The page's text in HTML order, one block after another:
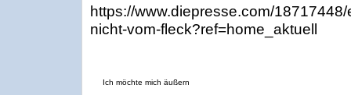
https://www.diepresse.com/
nicht-vom-fleck?ref=home_aktuell
Ich möchte mich äußern